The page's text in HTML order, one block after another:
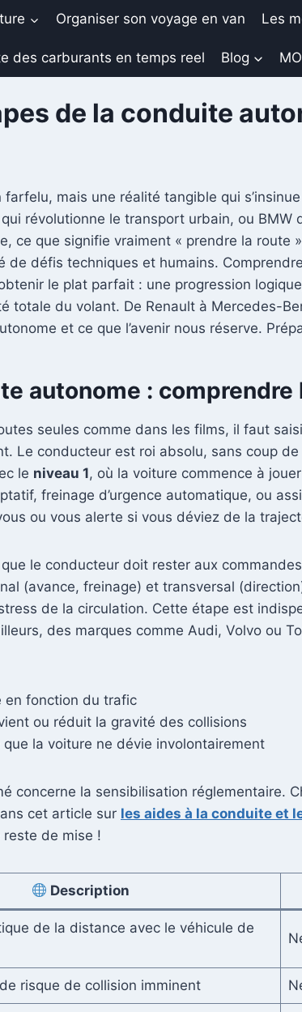
Organiser son voyage en van Les
des carburants en temps reel Blog
de la conduite
mais une réalité tangible qui
révolutionne le transport urbain, ou
ce que signifie vraiment « prendre la route
défis techniques et humains.
le plat parfait : une progression
du volant. De Renault à Mercedes-
et ce que l’avenir nous réserve.
autonome : comprendre
seules comme dans les films, il faut
Le conducteur est roi absolu, sans coup
le niveau 1, où la voiture commence à
freinage d’urgence automatique, ou
ou vous alerte si vous déviez de la
le conducteur doit rester aux
(avance, freinage) et transversal
de la circulation. Cette étape est
des marques comme Audi, Volvo ou
en fonction du trafic
ou réduit la gravité des collisions
que la voiture ne dévie involontairement
concerne la sensibilisation réglementaire.
cet article sur les aides à la conduite et
de mise !
Description
de la distance avec le véhicule de
risque de collision imminent